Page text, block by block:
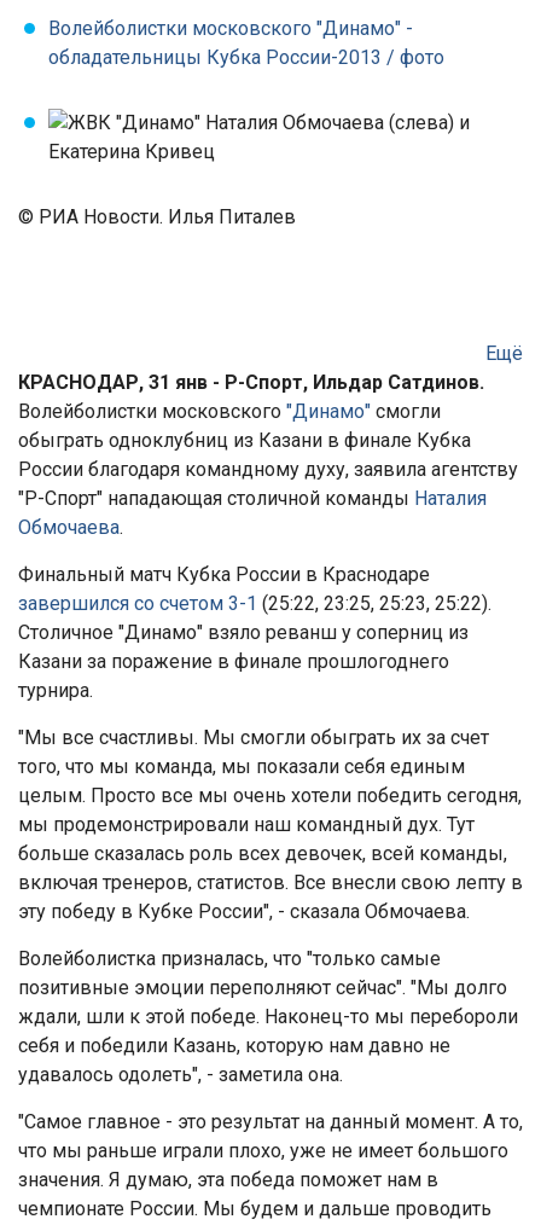
Волейболистки московского "Динамо" -
обладательницы Кубка России-2013 / фото
© РИА Новости. Илья Питалев
Ещё
КРАСНОДАР, 31 янв - Р-Спорт, Ильдар Сатдинов.
Волейболистки московского "Динамо" смогли
обыграть одноклубниц из Казани в финале Кубка
России благодаря командному духу, заявила агентству
"Р-Спорт" нападающая столичной команды Наталия
Обмочаева.
Финальный матч Кубка России в Краснодаре
завершился со счетом 3-1 (25:22, 23:25, 25:23, 25:22).
Столичное "Динамо" взяло реванш у соперниц из
Казани за поражение в финале прошлогоднего
турнира.
"Мы все счастливы. Мы смогли обыграть их за счет
того, что мы команда, мы показали себя единым
целым. Просто все мы очень хотели победить сегодня,
мы продемонстрировали наш командный дух. Тут
больше сказалась роль всех девочек, всей команды,
включая тренеров, статистов. Все внесли свою лепту в
эту победу в Кубке России", - сказала Обмочаева.
Волейболистка призналась, что "только самые
позитивные эмоции переполняют сейчас". "Мы долго
ждали, шли к этой победе. Наконец-то мы перебороли
себя и победили Казань, которую нам давно не
удавалось одолеть", - заметила она.
"Самое главное - это результат на данный момент. А то,
что мы раньше играли плохо, уже не имеет большого
значения. Я думаю, эта победа поможет нам в
чемпионате России. Мы будем и дальше проводить